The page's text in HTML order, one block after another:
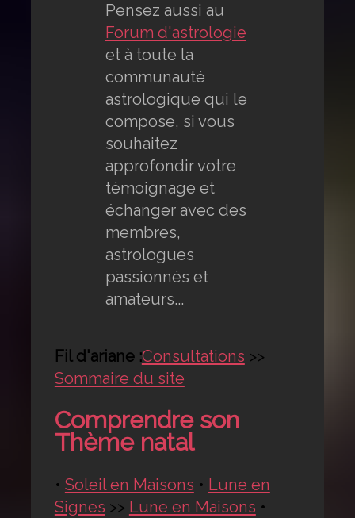
Pensez aussi au
Forum d'astrologie
et à toute la
communauté
astrologique qui le
compose, si vous
souhaitez
approfondir votre
témoignage et
échanger avec des
membres,
astrologues
passionnés et
amateurs...
Fil d'ariane :Consultations >>
Sommaire du site
Comprendre son
Thème natal
• Soleil en Maisons • Lune en
Signes >> Lune en Maisons •